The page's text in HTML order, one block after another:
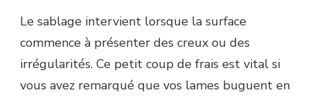
Le sablage intervient lorsque la surface
commence à présenter des creux ou des
irrégularités. Ce petit coup de frais est vital si
vous avez remarqué que vos lames buguent en